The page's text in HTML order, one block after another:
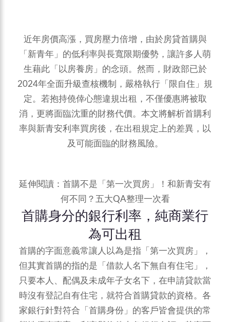
近年房價高漲，買房壓力倍增，由於房貸首購與
「新青年」的低利率與長寬限期優勢，讓許多人萌
生藉此「以房養房」的念頭。然而，財政部已於
2024年全面升級查核機制，嚴格執行「限自住」規
定。若抱持僥倖心態違規出租，不僅優惠將被取
消，更將面臨沈重的財務代價。本文將解析首購利
率與新青安利率買房後，在出租規定上的差異，以
及可能面臨的財務風險。
延伸閱讀： 首購不是「第一次買房」！和新青安有
何不同？五大QA整理一次看
首購身分的銀行利率，純商業行
為可出租
首購的字面意義常讓人以為是指「第一次買房」，
但其實首購的指的是「借款人名下無自有住宅」，
只要本人、配偶及未成年子女名下，在申請貸款當
時沒有登記自有住宅，就符合首購貸款的資格。各
家銀行針對符合「首購身份」的客戶皆會提供的常